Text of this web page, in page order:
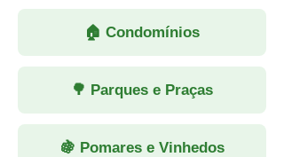
🏠 Condomínios
🌳 Parques e Praças
🍇 Pomares e Vinhedos